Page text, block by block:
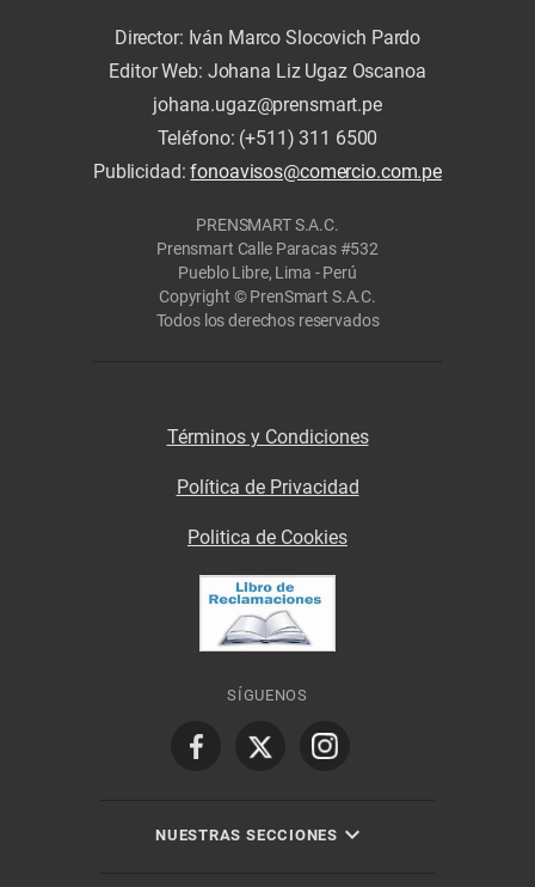
Director: Iván Marco Slocovich Pardo
Editor Web: Johana Liz Ugaz Oscanoa
johana.ugaz@prensmart.pe
Teléfono: (+511) 311 6500
Publicidad:fonoavisos@comercio.com.pe
PRENSMART S.A.C.
Prensmart Calle Paracas #532
Pueblo Libre, Lima - Perú
Copyright © PrenSmart S.A.C.
Todos los derechos reservados
Términos y Condiciones
Política de Privacidad
Politica de Cookies
SÍGUENOS
NUESTRAS SECCIONES